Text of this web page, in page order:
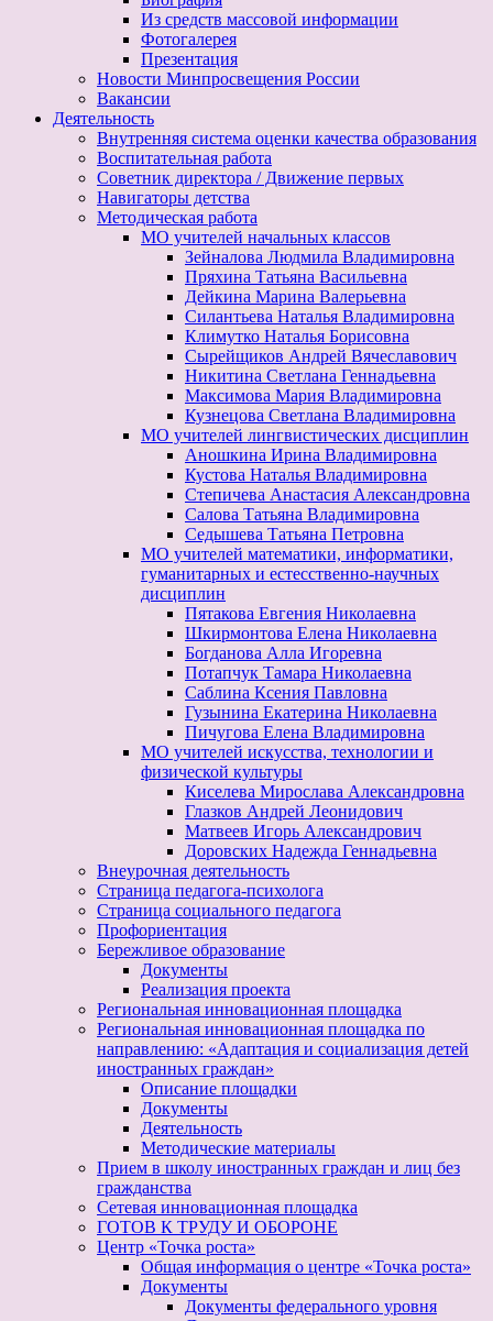
Из средств массовой информации
Фотогалерея
Презентация
Новости Минпросвещения России
Вакансии
Деятельность
Внутренняя система оценки качества образования
Воспитательная работа
Советник директора / Движение первых
Навигаторы детства
Методическая работа
МО учителей начальных классов
Зейналова Людмила Владимировна
Пряхина Татьяна Васильевна
Дейкина Марина Валерьевна
Силантьева Наталья Владимировна
Климутко Наталья Борисовна
Сырейщиков Андрей Вячеславович
Никитина Светлана Геннадьевна
Максимова Мария Владимировна
Кузнецова Светлана Владимировна
МО учителей лингвистических дисциплин
Аношкина Ирина Владимировна
Кустова Наталья Владимировна
Степичева Анастасия Александровна
Салова Татьяна Владимировна
Седышева Татьяна Петровна
МО учителей математики, информатики,
гуманитарных и естесственно-научных
дисциплин
Пятакова Евгения Николаевна
Шкирмонтова Елена Николаевна
Богданова Алла Игоревна
Потапчук Тамара Николаевна
Саблина Ксения Павловна
Гузынина Екатерина Николаевна
Пичугова Елена Владимировна
МО учителей искусства, технологии и
физической культуры
Киселева Мирослава Александровна
Глазков Андрей Леонидович
Матвеев Игорь Александрович
Доровских Надежда Геннадьевна
Внеурочная деятельность
Страница педагога-психолога
Страница социального педагога
Профориентация
Бережливое образование
Документы
Реализация проекта
Региональная инновационная площадка
Региональная инновационная площадка по
направлению: «Адаптация и социализация детей
иностранных граждан»
Описание площадки
Документы
Деятельность
Методические материалы
Прием в школу иностранных граждан и лиц без
гражданства
Сетевая инновационная площадка
ГОТОВ К ТРУДУ И ОБОРОНЕ
Центр «Точка роста»
Общая информация о центре «Точка роста»
Документы
Документы федерального уровня